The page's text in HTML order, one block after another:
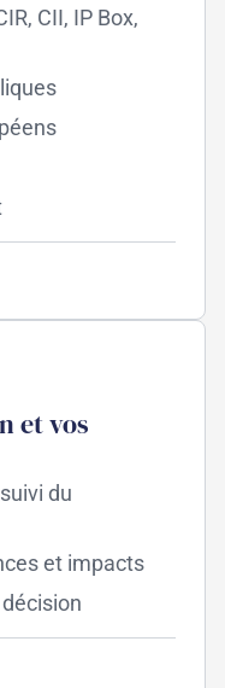
CII, IP Box,
et vos
du
et impacts